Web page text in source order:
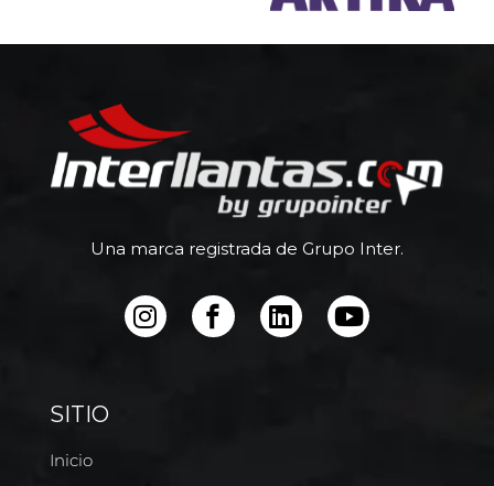
Una marca registrada de Grupo Inter.
SITIO
Inicio